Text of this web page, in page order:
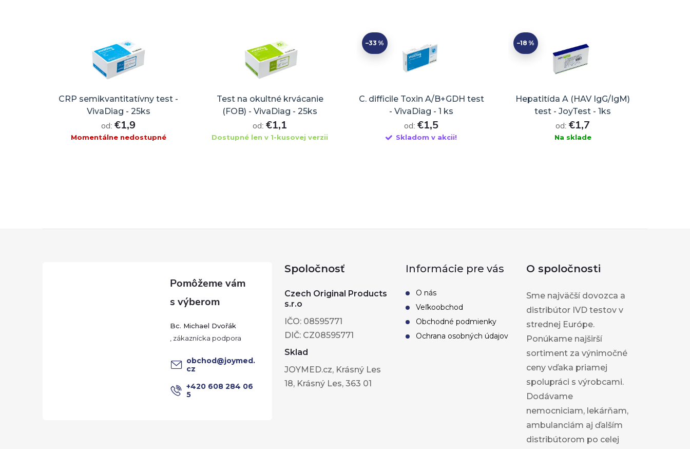
CRP semikvantitatívny test -
VivaDiag - 25ks
od: €1,9
Momentálne nedostupné
Test na okultné krvácanie
(FOB) - VivaDiag - 25ks
od: €1,1
Dostupné len v 1-kusovej verzii
–33 %
C. difficile Toxin A/B+GDH test
- VivaDiag - 1 ks
od: €1,5
Skladom v akcii!
–18 %
Hepatitída A (HAV IgG/IgM)
test - JoyTest - 1ks
od: €1,7
Na sklade
Bc. Michael Dvořák
obchod@joymed.
cz
+420 608 284 06
5
Spoločnosť
Czech Original Products
s.r.o
IČO: 08595771
DIČ: CZ08595771
Sklad
JOYMED.cz, Krásný Les
18, Krásný Les, 363 01
Informácie pre vás
O nás
Veľkoobchod
Obchodné podmienky
Ochrana osobných údajov
O spoločnosti
Sme najväčší dovozca a
distribútor IVD testov v
strednej Európe.
Ponúkame najširší
sortiment za výnimočné
ceny vďaka priamej
spolupráci s výrobcami.
Dodávame
nemocniciam, lekárňam,
ambulanciám aj ďalším
distribútorom po celej